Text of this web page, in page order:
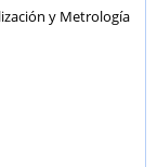
y Metrología